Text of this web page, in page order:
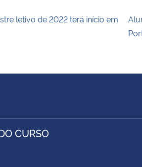
letivo de 2022 terá início em
CURSO